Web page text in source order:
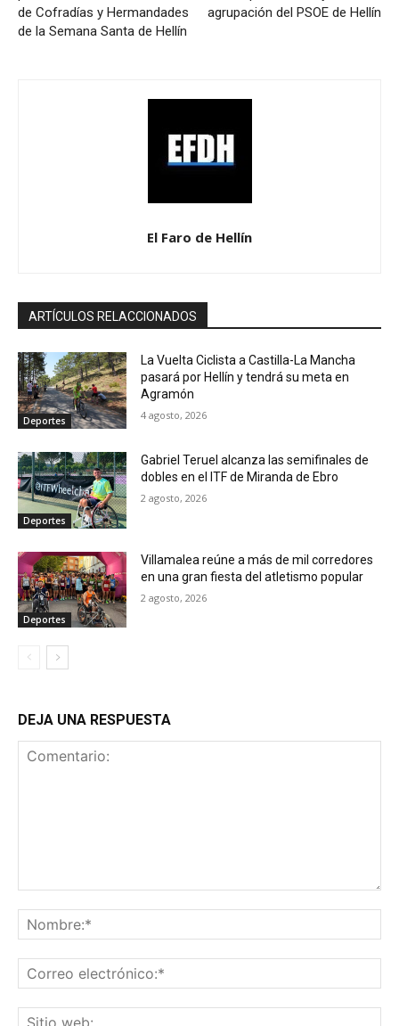
de Cofradías y Hermandades
de la Semana Santa de Hellín
agrupación del PSOE de Hellín
El Faro de Hellín
ARTÍCULOS RELACCIONADOS
Deportes
La Vuelta Ciclista a Castilla-La Mancha
pasará por Hellín y tendrá su meta en
Agramón
4 agosto, 2026
Deportes
Gabriel Teruel alcanza las semifinales de
dobles en el ITF de Miranda de Ebro
2 agosto, 2026
Deportes
Villamalea reúne a más de mil corredores
en una gran fiesta del atletismo popular
2 agosto, 2026
DEJA UNA RESPUESTA